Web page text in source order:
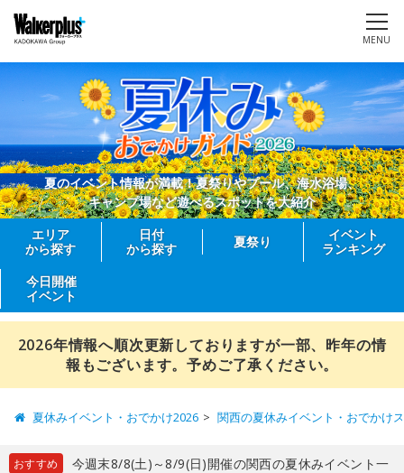
MENU
夏のイベント情報が満載！夏祭りやプール、海水浴場、
キャンプ場など遊べるスポットを大紹介
エリア
から探す
日付
から探す
夏祭り
イベント
ランキング
今日開催
イベント
2026年情報へ順次更新しておりますが一部、昨年の情
報もございます。予めご了承ください。
夏休みイベント・おでかけ2026 関西の夏休みイベント・おでかけ
おすすめ
今週末8/8(土)～8/9(日)開催の関西の夏休みイベント一